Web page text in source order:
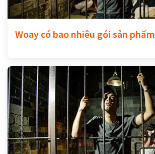
Woay có bao nhiêu gói sản phẩm